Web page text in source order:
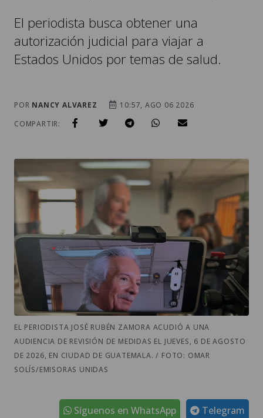
El periodista busca obtener una
autorización judicial para viajar a
Estados Unidos por temas de salud.
POR NANCY ALVAREZ
10:57, AGO 06 2026
COMPARTIR:
EL PERIODISTA JOSÉ RUBÉN ZAMORA ACUDIÓ A UNA
AUDIENCIA DE REVISIÓN DE MEDIDAS EL JUEVES, 6 DE AGOSTO
DE 2026, EN CIUDAD DE GUATEMALA. / FOTO: OMAR
SOLÍS/EMISORAS UNIDAS
Telegram
Síguenos en WhatsApp